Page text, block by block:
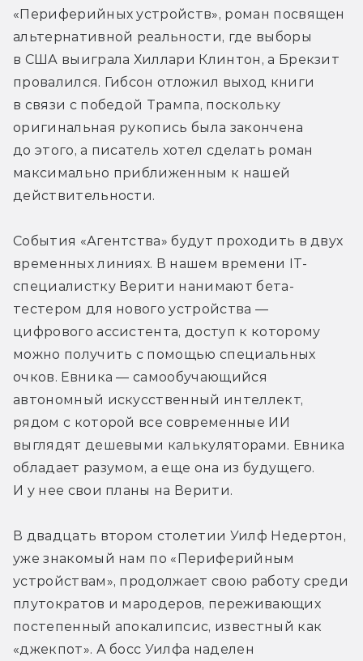
«Периферийных устройств», роман посвящен
альтернативной реальности, где выборы
в США выиграла Хиллари Клинтон, а Брекзит
провалился. Гибсон отложил выход книги
в связи с победой Трампа, поскольку
оригинальная рукопись была закончена
до этого, а писатель хотел сделать роман
максимально приближенным к нашей
действительности.
События «Агентства» будут проходить в двух
временных линиях. В нашем времени IT-
специалистку Верити нанимают бета-
тестером для нового устройства —
цифрового ассистента, доступ к которому
можно получить с помощью специальных
очков. Евника — самообучающийся
автономный искусственный интеллект,
рядом с которой все современные ИИ
выглядят дешевыми калькуляторами. Евника
обладает разумом, а еще она из будущего.
И у нее свои планы на Верити.
В двадцать втором столетии Уилф Недертон,
уже знакомый нам по «Периферийным
устройствам», продолжает свою работу среди
плутократов и мародеров, переживающих
постепенный апокалипсис, известный как
«джекпот». А босс Уилфа наделен